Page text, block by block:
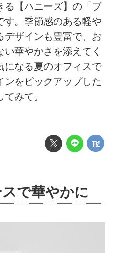
る【ハニーズ】の「ブ
す。季節感のある軽や
デザインも豊富で、お
華やかさを添えてく
になる夏のオフィスで
ンをピックアップした
みて。
で華やかに